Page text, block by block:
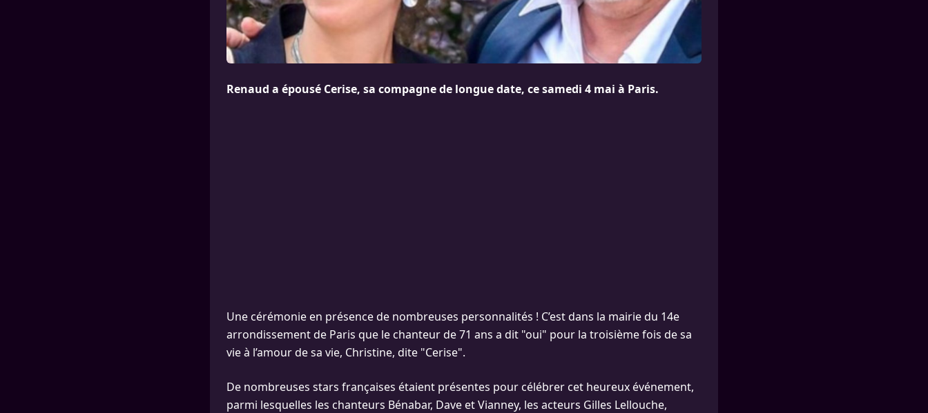
Renaud a épousé Cerise, sa compagne de longue date, ce samedi 4 mai à Paris.
Une cérémonie en présence de nombreuses personnalités ! C’est dans la mairie du 14e
arrondissement de Paris que le chanteur de 71 ans a dit "oui" pour la troisième fois de sa
vie à l’amour de sa vie, Christine, dite "Cerise".
De nombreuses stars françaises étaient présentes pour célébrer cet heureux événement,
parmi lesquelles les chanteurs Bénabar, Dave et Vianney, les acteurs Gilles Lellouche,